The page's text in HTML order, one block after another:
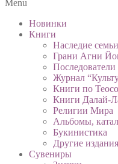
Menu
Новинки
Книги
Наследие
Грани Агни
Журнал
Книги по
Книги Далай-
Религии Мира
Альбомы,
Букинистика
Другие издания
Сувениры